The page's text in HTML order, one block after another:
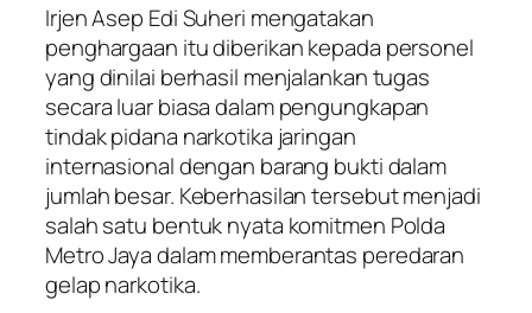
Irjen Asep Edi Suheri mengatakan
penghargaan itu diberikan kepada personel
yang dinilai berhasil menjalankan tugas
secara luar biasa dalam pengungkapan
tindak pidana narkotika jaringan
internasional dengan barang bukti dalam
jumlah besar. Keberhasilan tersebut menjadi
salah satu bentuk nyata komitmen Polda
Metro Jaya dalam memberantas peredaran
gelap narkotika.